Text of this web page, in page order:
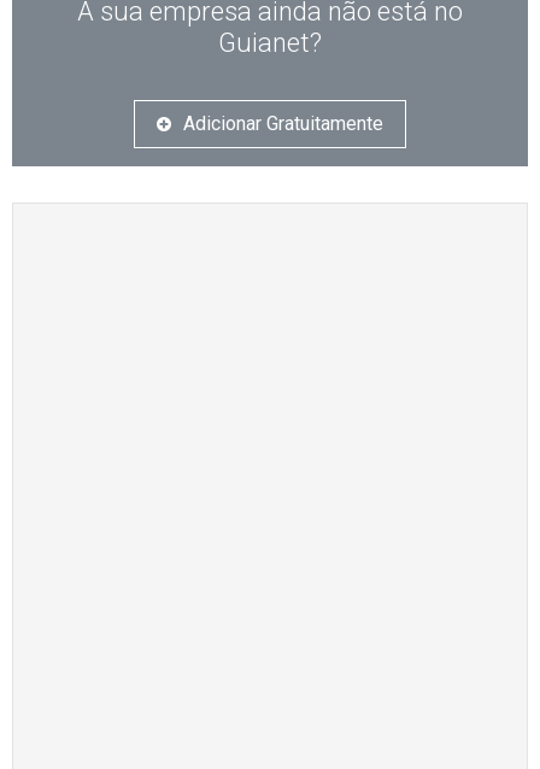
A sua empresa ainda não está no
Guianet?
Adicionar Gratuitamente